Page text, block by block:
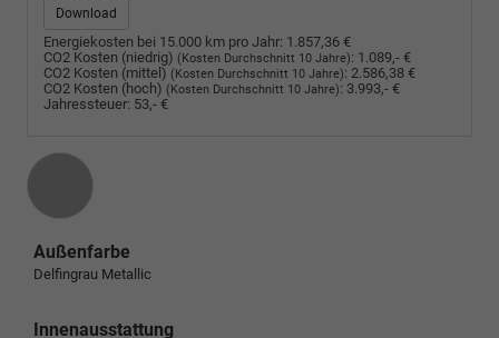
Download
Energiekosten bei 15.000 km pro Jahr: 1.857,36 €
CO2 Kosten (niedrig) (Kosten Durchschnitt 10 Jahre): 1.089,- €
CO2 Kosten (mittel) (Kosten Durchschnitt 10 Jahre): 2.586,38 €
CO2 Kosten (hoch) (Kosten Durchschnitt 10 Jahre): 3.993,- €
Jahressteuer: 53,- €
Außenfarbe
Delfingrau Metallic
Innenausstattung